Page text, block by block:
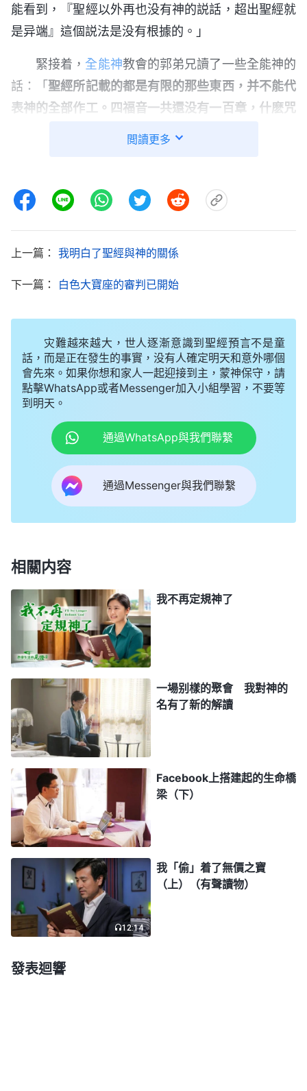
能看到，『聖經以外再也没有神的説話，超出聖經就
是异端』這個説法是没有根據的。」
緊接着， 全能神教會的郭弟兄讀了一些全能神的
話：「聖經所記載的都是有限的那些東西，并不能代
表神的全部作工。四福音一共還没有一百章，什麽咒
些有數的東西，人就把這些當寶貝了，還與今天的工
于謬嗎？」《話・卷一 神的顯現與作工・
秘 一》
「在耶穌時代，耶穌按照當時聖靈在他身上
作來説話，他不管聖經如何説，也不在聖經裏找路來
帶領跟隨他的人。他剛開始作工就是傳悔改的道，而
『悔改』這兩個字眼在舊約那麽多預言裏根本提都没
路，作更新的工作。他從不參考聖經來傳道，他醫病
趕鬼的异能在律法時代從未有人能作，他的工作、他
的教訓、他説話的權柄與能力也是在律法時代無人能
達到的，他只是作他更新的工作，儘管有許多人用聖
經來定他的罪，以至于用舊約聖經來將他釘在了十字
又怎麽能把他釘在十字架上呢？還不都是因為他的教
訓、他醫病趕鬼的能力在舊約裏從未有過記載
嗎？……在人看他作工没有一點根據，而且有許多不
符合聖經的記載，這不都是人的錯謬嗎？神作工還用
套規條嗎？神作工還得根據先知的預言嗎？到底聖經
大還是神大？為什麽神作工非得根據聖經呢？難道神
自己就没有任何權利來超脱聖經嗎？神就不能離開聖
經另外作工嗎？為什麽耶穌與他的門徒不守安息日
呢？若説他按照安息日、按照舊約那些誡命實行，他
為什麽來了不守安息日，但洗脚、蒙頭，還掰餅、喝
酒呢？這些不都是舊約没有的誡命嗎？他要是按照舊
約，為什麽打破這些規條呢？你該知道，先有神還是
先有聖經！他能是安息日的主就不能是聖經的主
讀完話，申弟兄交通説：「神作工從不根據聖經，也
不參考聖經，更不在聖經裏找路來帶領跟隨他的人，
而是賜給人更新的路，作更新的工作。神是萬物的主
宰，神不僅是安息日的主，更是聖經的主，神是根據
他的經營計劃，按照人類的需要作更新的工作，來發
閲讀更多
上一篇： 我明白了聖經與神的關係
下一篇： 白色大寶座的審判已開始
灾難越來越大，世人逐漸意識到聖經預言不是童
話，而是正在發生的事實，没有人確定明天和意外哪個
會先來。如果你想和家人一起迎接到主，蒙神保守，請
點擊WhatsApp或者Messenger加入小組學習，不要等
到明天。
通過WhatsApp與我們聯繫
通過Messenger與我們聯繫
相關内容
我不再定規神了
一場别樣的聚會 我對神的
名有了新的解讀
Facebook上搭建起的生命橋
梁（下）
12:14
我「偷」着了無價之寶
（上）（有聲讀物）
發表迴響